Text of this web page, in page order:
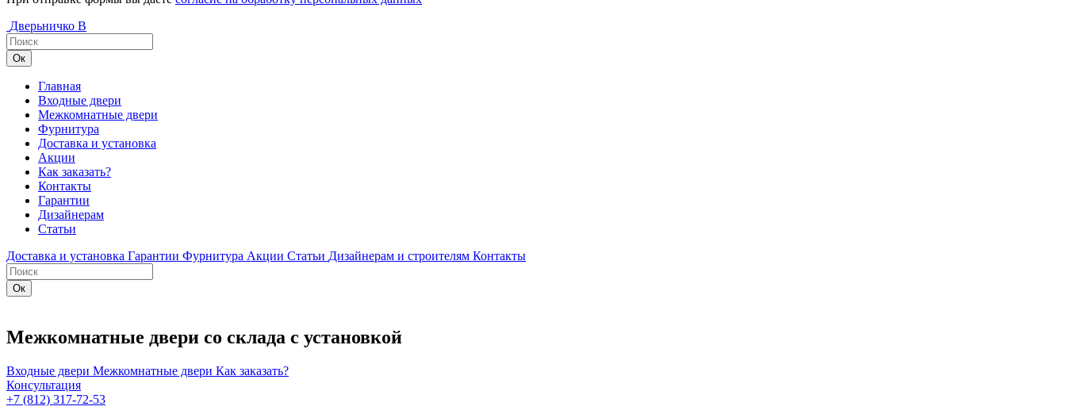
Дверьничко В
Главная
Входные двери
Межкомнатные двери
Фурнитура
Доставка и установка
Акции
Как заказать?
Контакты
Гарантии
Дизайнерам
Статьи
Доставка и установка Гарантии Фурнитура Акции Статьи Дизайнерам и строителям Контакты
Межкомнатные двери со склада с установкой
Входные двери Межкомнатные двери Как заказать?
Консультация
+7 (812) 317-72-53